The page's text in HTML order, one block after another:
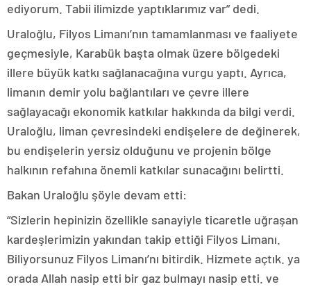
ediyorum. Tabii ilimizde yaptıklarımız var” dedi.
Uraloğlu, Filyos Limanı’nın tamamlanması ve faaliyete
geçmesiyle, Karabük başta olmak üzere bölgedeki
illere büyük katkı sağlanacağına vurgu yaptı. Ayrıca,
limanın demir yolu bağlantıları ve çevre illere
sağlayacağı ekonomik katkılar hakkında da bilgi verdi.
Uraloğlu, liman çevresindeki endişelere de değinerek,
bu endişelerin yersiz olduğunu ve projenin bölge
halkının refahına önemli katkılar sunacağını belirtti.
Bakan Uraloğlu şöyle devam etti:
“Sizlerin hepinizin özellikle sanayiyle ticaretle uğraşan
kardeşlerimizin yakından takip ettiği Filyos Limanı.
Biliyorsunuz Filyos Limanı’nı bitirdik. Hizmete açtık. ya
orada Allah nasip etti bir gaz bulmayı nasip etti. ve